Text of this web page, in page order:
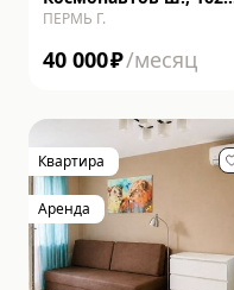
литера к
ПЕРМЬ Г.
40 000₽/месяц
Квартира
Аренда